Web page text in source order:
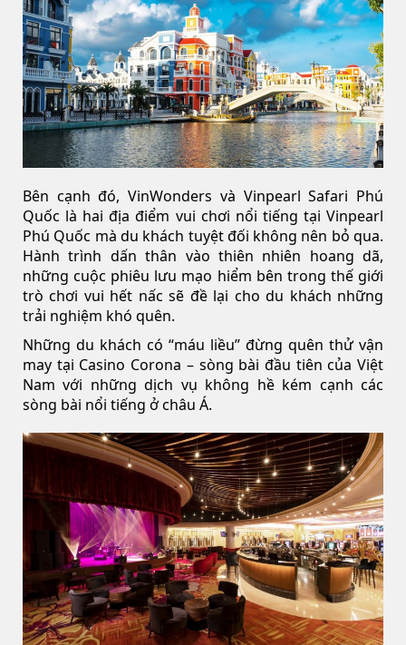
Bên cạnh đó, VinWonders và Vinpearl Safari Phú
Quốc là hai địa điểm vui chơi nổi tiếng tại Vinpearl
Phú Quốc mà du khách tuyệt đối không nên bỏ qua.
Hành trình dấn thân vào thiên nhiên hoang dã,
những cuộc phiêu lưu mạo hiểm bên trong thế giới
trò chơi vui hết nấc sẽ đề lại cho du khách những
trải nghiệm khó quên.
Những du khách có “máu liều” đừng quên thử vận
may tại Casino Corona – sòng bài đầu tiên của Việt
Nam với những dịch vụ không hề kém cạnh các
sòng bài nổi tiếng ở châu Á.